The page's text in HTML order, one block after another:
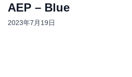
AEP – Blue
2023年7月19日